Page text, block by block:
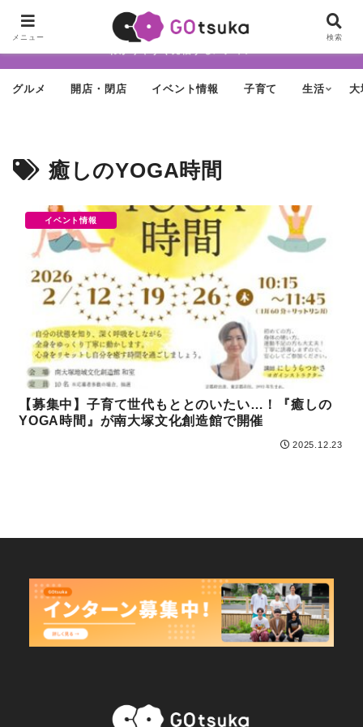
ちょっと怪しげだけど最近どんどん進化する街「大塚」の魅力を面白く・
グルメ 開店・閉店 イベント情報 子育て 生活 大
癒しのYOGA時間
イベント情報
【募集中】子育て世代もととのいたい…！『癒しの
YOGA時間』が南大塚文化創造館で開催
2025.12.23
メニュー 検索